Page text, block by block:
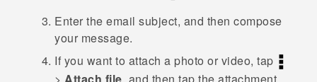
Enter the email subject, and then compose
your message.
If you want to attach a photo or video, tap